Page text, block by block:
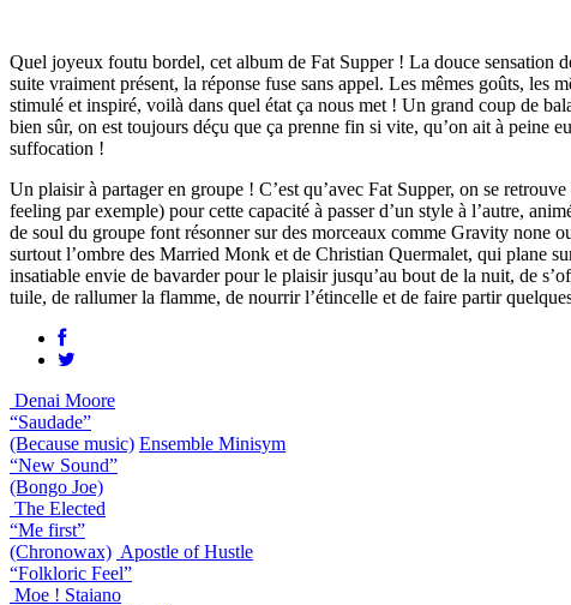
Quel joyeux foutu bordel, cet album de Fat Supper ! La douce sensation
suite vraiment présent, la réponse fuse sans appel. Les mêmes goûts, les
stimulé et inspiré, voilà dans quel état ça nous met ! Un grand coup de
bien sûr, on est toujours déçu que ça prenne fin si vite, qu’on ait à peine
suffocation !
Un plaisir à partager en groupe ! C’est qu’avec Fat Supper, on se
feeling par exemple) pour cette capacité à passer d’un style à l’autre,
de soul du groupe font résonner sur des morceaux comme Gravity none
surtout l’ombre des Married Monk et de Christian Quermalet, qui plane
insatiable envie de bavarder pour le plaisir jusqu’au bout de la nuit, de
tuile, de rallumer la flamme, de nourrir l’étincelle et de faire partir
Denai Moore
“Saudade”
(Because music) Ensemble Minisym
“New Sound”
(Bongo Joe)
The Elected
“Me first”
(Chronowax) Apostle of Hustle
“Folkloric Feel”
Moe ! Staiano